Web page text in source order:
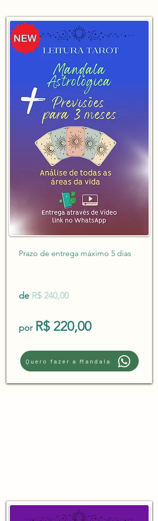
Prazo de entrega máximo 5 dias
de R$ 240,00
por R$ 220,00
Quero fazer a Mandala